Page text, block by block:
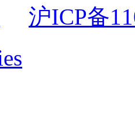
沪ICP备